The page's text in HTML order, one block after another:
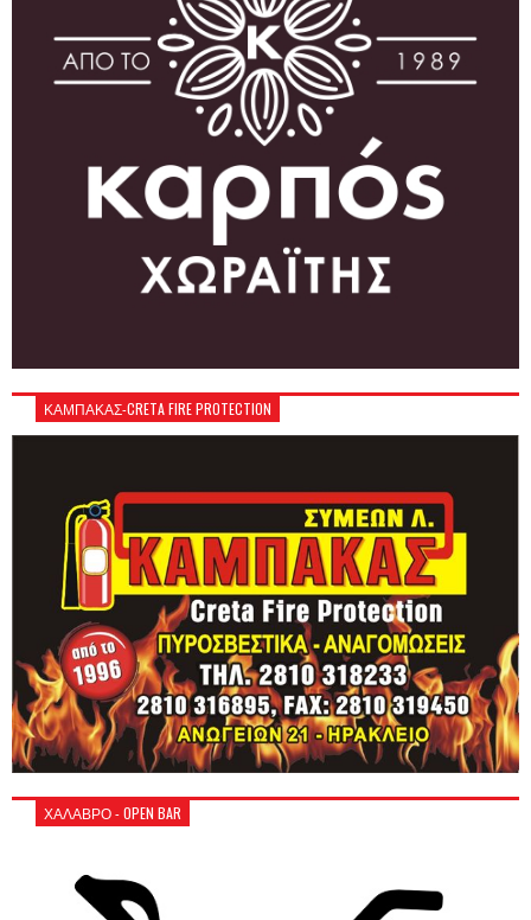
ΚΑΜΠΑΚΑΣ-CRETA FIRE PROTECTION
ΧΑΛΑΒΡΟ - OPEN BAR